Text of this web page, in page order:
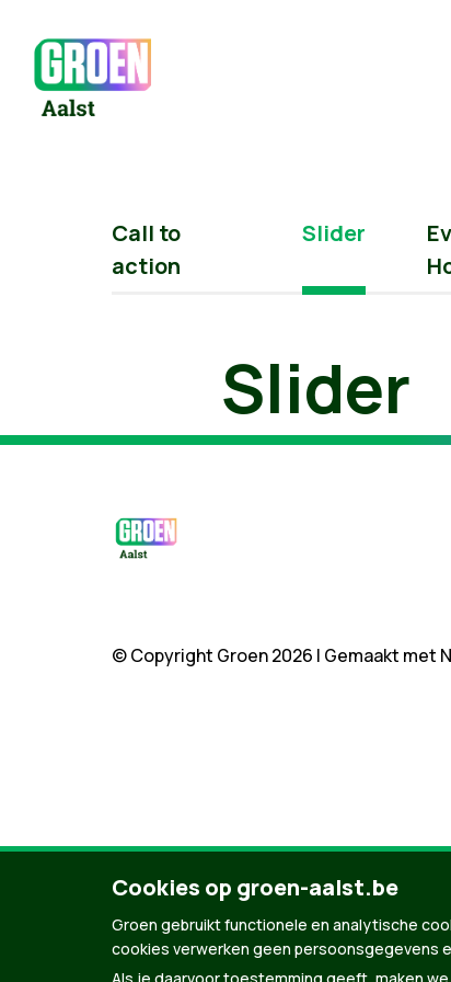
Call to
action
Slider
Slider
© Copyright Groen 2026 | Gemaakt met
Cookies op groen-aalst.be
Groen gebruikt functionele en analytische
cookies verwerken geen persoonsgegevens